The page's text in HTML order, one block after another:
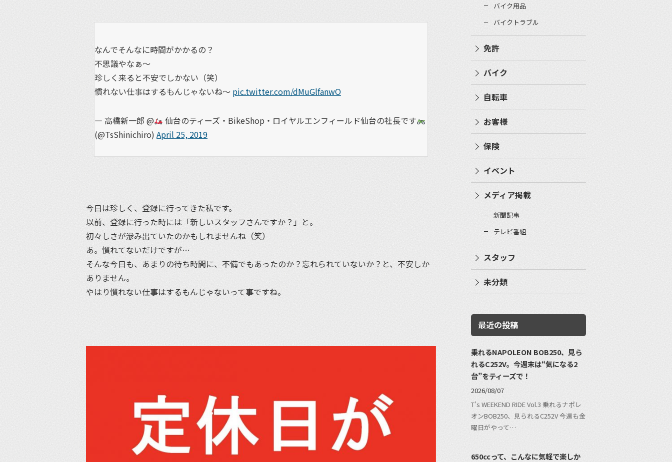
なんでそんなに時間がかかるの？
不思議やなぁ〜
珍しく来ると不安でしかない（笑）
慣れない仕事はするもんじゃないね〜 pic.twitter.com/dMuGlfanwO
— 高橋新一郎 @
仙台のティーズ・BikeShop・ロイヤルエンフィールド仙台の社長です
(@TsShinichiro) April 25, 2019
今日は珍しく、登録に行ってきた私です。
以前、登録に行った時には「新しいスタッフさんですか？」と。
初々しさが滲み出ていたのかもしれませんね（笑）
あ。慣れてないだけですが…
そんな今日も、あまりの待ち時間に、不備でもあったのか？忘れられていないか？と、不安しか
ありません。
やはり慣れない仕事はするもんじゃないって事ですね。
バイク用品
バイクトラブル
免許
バイク
自転車
お客様
保険
イベント
メディア掲載
新聞記事
テレビ番組
スタッフ
未分類
最近の投稿
乗れるNAPOLEON BOB250、見ら
れるC252V。今週末は“気になる2
台”をティーズで！
2026/08/07
T's WEEKEND RIDE Vol.3 乗れるナポレ
オンBOB250、見られるC252V 今週も金
曜日がやって…
650ccって、こんなに気軽で楽しか